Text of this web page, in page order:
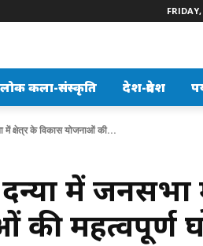
लोक कला-संस्कृति देश-प्रदेश
में क्षेत्र के विकास योजनाओं की...
में जनसभा
की महत्वपूर्ण